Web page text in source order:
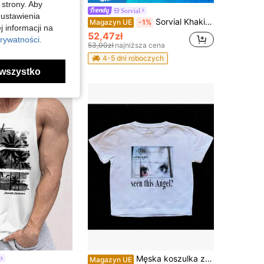
Sorvial
Magazyn UE -1% Sorvial Khaki top na ramiączkach z nadrukiem graficznym palmy kokosowej dla mężczyzn, odpowiedni na letnie wyjścia, wakacje, surfing i święta
52,47zł
53,00zł najniższa cena
4-5 dni roboczych
Magazyn UE Męska koszulka z nadrukiem w stylu retro Y2K z lat 2000., emo-gotycka, harajuku, punkowa – "Widziałeś tego anioła?", z krótkim rękawem i okrągłym dekoltem, nostalgiczna koszulka uliczna z lat 2000. na koncerty i na co dzień, letnia koszulka
Aby
informacji na